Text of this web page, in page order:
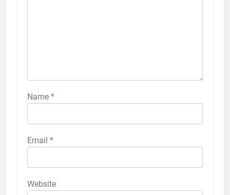
Name *
Email *
Website